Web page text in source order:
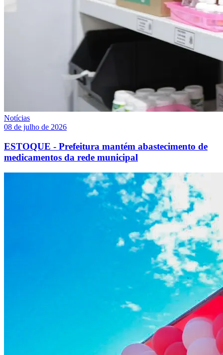
Notícias
08 de julho de 2026
ESTOQUE - Prefeitura mantém abastecimento de
medicamentos da rede municipal